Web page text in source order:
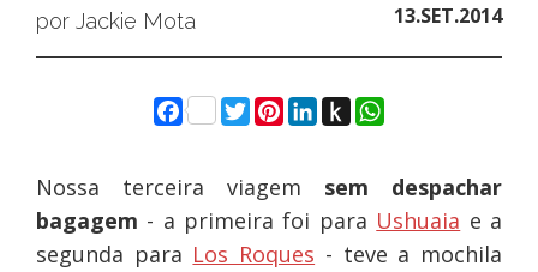
por Jackie Mota 13.SET.2014
Facebook
Twitter
Pinterest
LinkedIn
Push
to
WhatsApp
Nossa terceira viagem sem despachar
bagagem - a primeira foi para Ushuaia e a
segunda para Los Roques - teve a mochila